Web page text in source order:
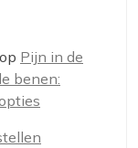
op Pijn in de
benen: